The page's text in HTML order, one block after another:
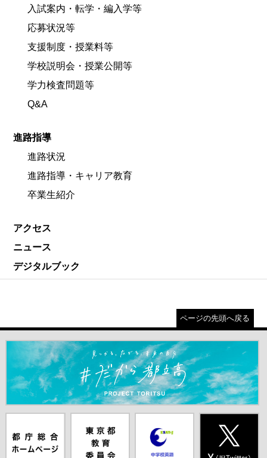
入試案内・転学・編入学等
応募状況等
支援制度・授業料等
学校説明会・授業公開等
学力検査問題等
Q&A
進路指導
進路状況
進路指導・キャリア教育
卒業生紹介
アクセス
ニュース
デジタルブック
ページの先頭へ戻る
＃だから都立高（別ウインドウが開きます）
ムページ（別
ウインドウが
員会（別ウイ
ンドウが開き
ピーキングテ
スト（別ウイ
（別ウインド
ウが開きま